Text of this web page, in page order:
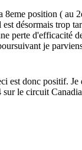
position ( au
désormais trop
perte d'efficacité
je
est donc positif.
sur le circuit